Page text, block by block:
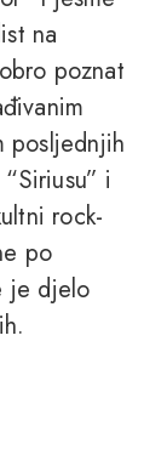
na
poznat
posljednjih
i
rock-
po
je djelo